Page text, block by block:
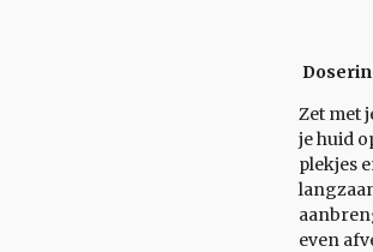
Zet met
je huid
plekjes
even